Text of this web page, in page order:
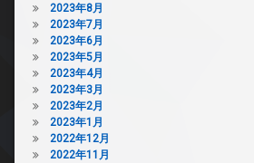
2023年8月
2023年7月
2023年6月
2023年5月
2023年4月
2023年3月
2023年2月
2023年1月
2022年12月
2022年11月